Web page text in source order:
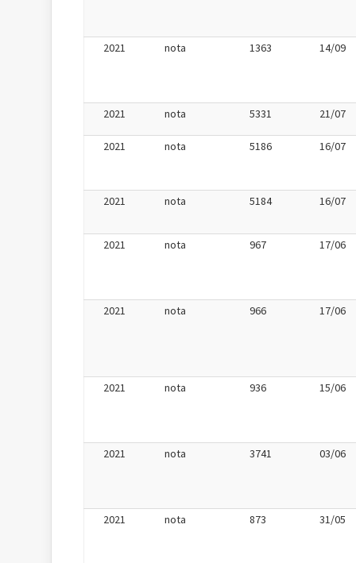
2021 nota 1363 14/09
2021 nota 5331 21/07
2021 nota 5186 16/07
2021 nota 5184 16/07
2021 nota 967 17/06
2021 nota 966 17/06
2021 nota 936 15/06
2021 nota 3741 03/06
2021 nota 873 31/05